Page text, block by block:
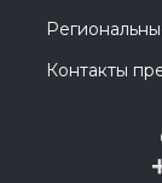
Контакты